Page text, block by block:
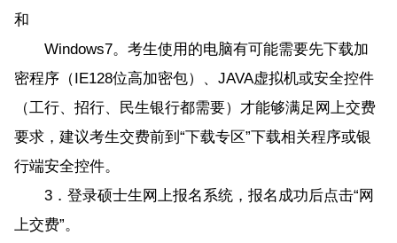
和
Windows7。考生使用的电脑有可能需要先下载加
密程序（IE128位高加密包）、JAVA虚拟机或安全控件
（工行、招行、民生银行都需要）才能够满足网上交费
要求，建议考生交费前到“下载专区”下载相关程序或银
行端安全控件。
3．登录硕士生网上报名系统，报名成功后点击“网
上交费”。